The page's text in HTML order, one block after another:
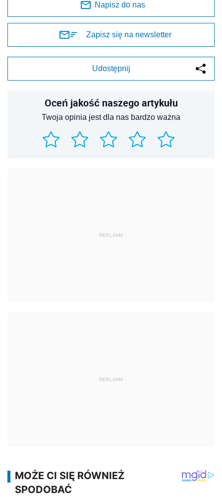
Napisz do nas
Zapisz się na newsletter
Udostępnij
Oceń jakość naszego artykułu
Twoja opinia jest dla nas bardzo ważna
REKLAMA
REKLAMA